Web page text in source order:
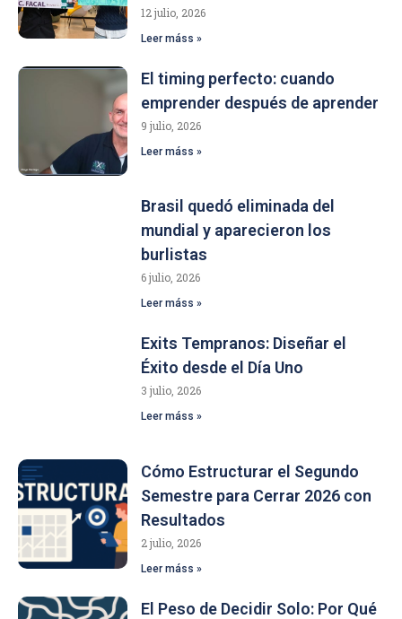
12 julio, 2026
Leer máss »
El timing perfecto: cuando
emprender después de aprender
9 julio, 2026
Leer máss »
Brasil quedó eliminada del
mundial y aparecieron los
burlistas
6 julio, 2026
Leer máss »
Exits Tempranos: Diseñar el
Éxito desde el Día Uno
3 julio, 2026
Leer máss »
Cómo Estructurar el Segundo
Semestre para Cerrar 2026 con
Resultados
2 julio, 2026
Leer máss »
El Peso de Decidir Solo: Por Qué